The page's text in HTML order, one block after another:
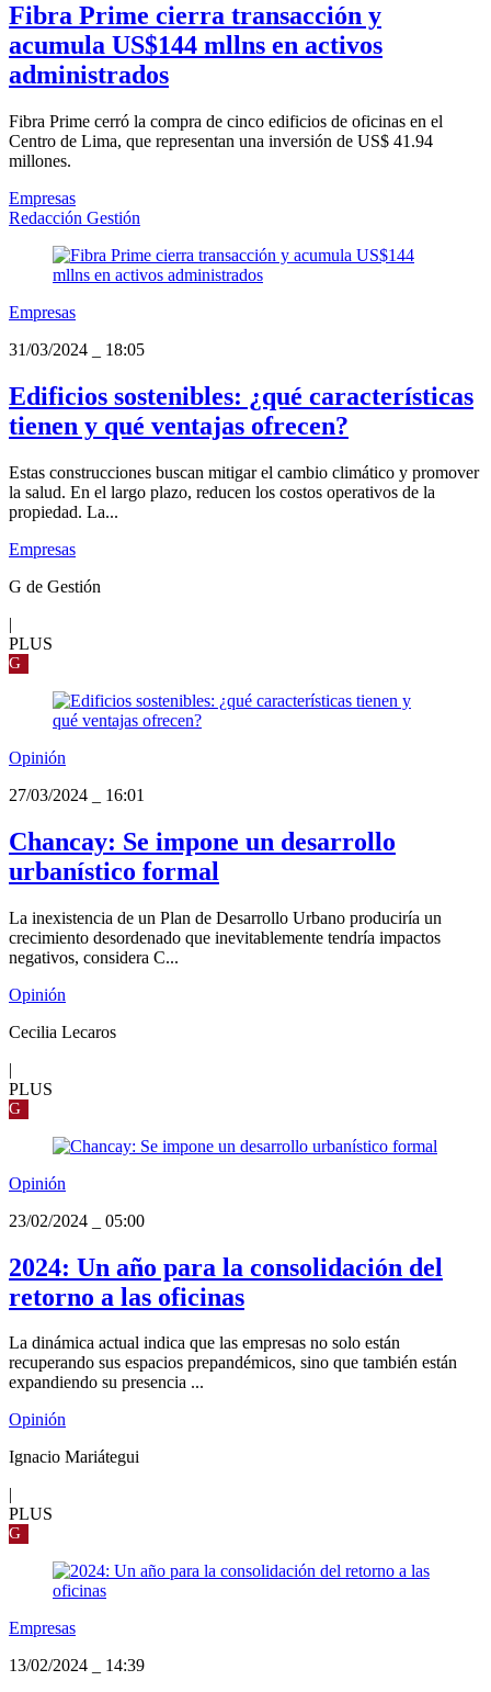
Fibra Prime cierra transacción y
acumula US$144 mllns en activos
administrados
Fibra Prime cerró la compra de cinco edificios de oficinas en el
Centro de Lima, que representan una inversión de US$ 41.94
millones.
Empresas
Redacción Gestión
Empresas
31/03/2024
18:05
Edificios sostenibles: ¿qué características
tienen y qué ventajas ofrecen?
Estas construcciones buscan mitigar el cambio climático y promover
la salud. En el largo plazo, reducen los costos operativos de la
propiedad. La...
Empresas
G de Gestión
|
PLUS
G
Opinión
27/03/2024
16:01
Chancay: Se impone un desarrollo
urbanístico formal
La inexistencia de un Plan de Desarrollo Urbano produciría un
crecimiento desordenado que inevitablemente tendría impactos
negativos, considera C...
Opinión
Cecilia Lecaros
|
PLUS
G
Opinión
23/02/2024
05:00
2024: Un año para la consolidación del
retorno a las oficinas
La dinámica actual indica que las empresas no solo están
recuperando sus espacios prepandémicos, sino que también están
expandiendo su presencia ...
Opinión
Ignacio Mariátegui
PLUS
G
Empresas
13/02/2024
14:39